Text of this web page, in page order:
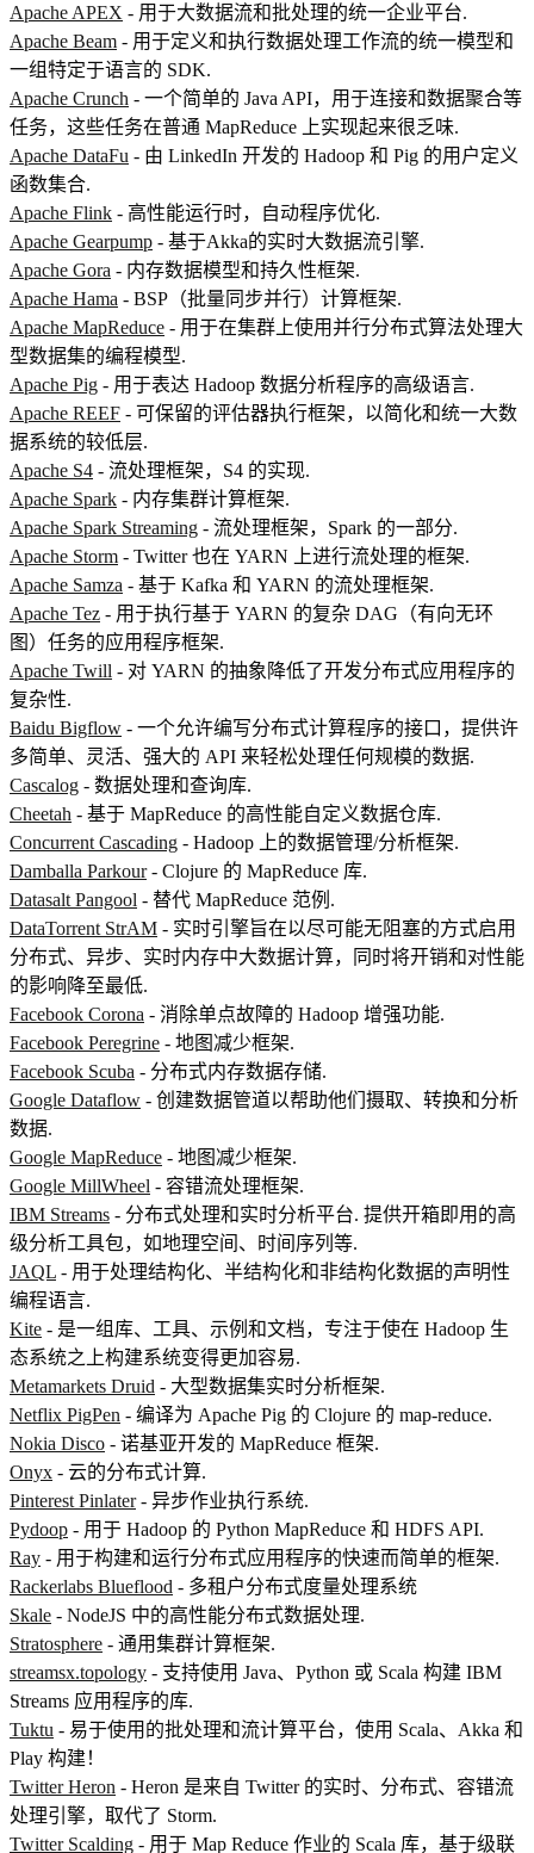
Apache APEX - 用于大数据流和批处理的统一企业平台.
Apache Beam - 用于定义和执行数据处理工作流的统一模型和
一组特定于语言的 SDK.
Apache Crunch - 一个简单的 Java API，用于连接和数据聚合等
任务，这些任务在普通 MapReduce 上实现起来很乏味.
Apache DataFu - 由 LinkedIn 开发的 Hadoop 和 Pig 的用户定义
函数集合.
Apache Flink - 高性能运行时，自动程序优化.
Apache Gearpump - 基于Akka的实时大数据流引擎.
Apache Gora - 内存数据模型和持久性框架.
Apache Hama - BSP（批量同步并行）计算框架.
Apache MapReduce - 用于在集群上使用并行分布式算法处理大
型数据集的编程模型.
Apache Pig - 用于表达 Hadoop 数据分析程序的高级语言.
Apache REEF - 可保留的评估器执行框架，以简化和统一大数
据系统的较低层.
Apache S4 - 流处理框架，S4 的实现.
Apache Spark - 内存集群计算框架.
Apache Spark Streaming - 流处理框架，Spark 的一部分.
Apache Storm - Twitter 也在 YARN 上进行流处理的框架.
Apache Samza - 基于 Kafka 和 YARN 的流处理框架.
Apache Tez - 用于执行基于 YARN 的复杂 DAG（有向无环
图）任务的应用程序框架.
Apache Twill - 对 YARN 的抽象降低了开发分布式应用程序的
复杂性.
Baidu Bigflow - 一个允许编写分布式计算程序的接口，提供许
多简单、灵活、强大的 API 来轻松处理任何规模的数据.
Cascalog - 数据处理和查询库.
Cheetah - 基于 MapReduce 的高性能自定义数据仓库.
Concurrent Cascading - Hadoop 上的数据管理/分析框架.
Damballa Parkour- Clojure 的 MapReduce 库.
Datasalt Pangool - 替代 MapReduce 范例.
DataTorrent StrAM - 实时引擎旨在以尽可能无阻塞的方式启用
分布式、异步、实时内存中大数据计算，同时将开销和对性能
的影响降至最低.
Facebook Corona - 消除单点故障的 Hadoop 增强功能.
Facebook Peregrine - 地图减少框架.
Facebook Scuba - 分布式内存数据存储.
Google Dataflow - 创建数据管道以帮助他们摄取、转换和分析
数据.
Google MapReduce - 地图减少框架.
Google MillWheel - 容错流处理框架.
IBM Streams - 分布式处理和实时分析平台. 提供开箱即用的高
级分析工具包，如地理空间、时间序列等.
JAQL - 用于处理结构化、半结构化和非结构化数据的声明性
编程语言.
Kite - 是一组库、工具、示例和文档，专注于使在 Hadoop 生
态系统之上构建系统变得更加容易.
Metamarkets Druid - 大型数据集实时分析框架.
Netflix PigPen - 编译为 Apache Pig 的 Clojure 的 map-reduce.
Nokia Disco - 诺基亚开发的 MapReduce 框架.
Onyx - 云的分布式计算.
Pinterest Pinlater- 异步作业执行系统.
Pydoop - 用于 Hadoop 的 Python MapReduce 和 HDFS API.
Ray - 用于构建和运行分布式应用程序的快速而简单的框架.
Rackerlabs Blueflood - 多租户分布式度量处理系统
Skale - NodeJS 中的高性能分布式数据处理.
Stratosphere - 通用集群计算框架.
streamsx.topology - 支持使用 Java、Python 或 Scala 构建 IBM
Streams 应用程序的库.
Tuktu - 易于使用的批处理和流计算平台，使用 Scala、Akka 和
Play 构建！
Twitter Heron - Heron 是来自 Twitter 的实时、分布式、容错流
处理引擎，取代了 Storm.
Twitter Scalding - 用于 Map Reduce 作业的 Scala 库，基于级联